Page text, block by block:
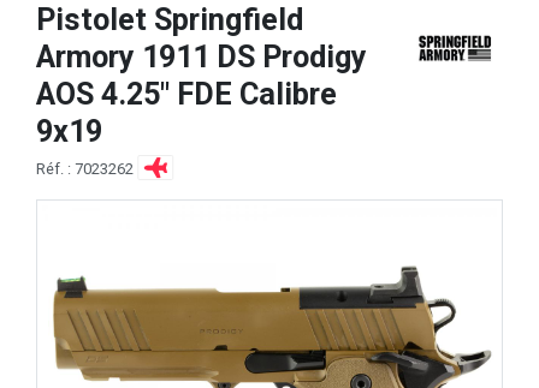
Pistolet Springfield
Armory 1911 DS Prodigy
AOS 4.25" FDE Calibre
9x19
Réf. : 7023262